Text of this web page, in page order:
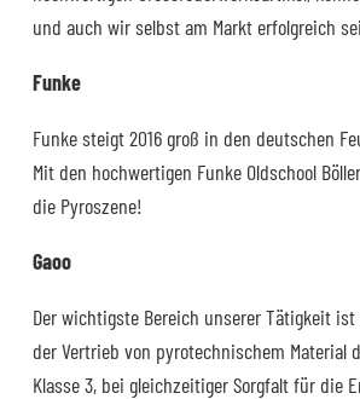
und auch wir selbst am Markt erfolgreich
Funke
Funke steigt 2016 groß in den deutschen
Mit den hochwertigen Funke Oldschool
die Pyroszene!
Gaoo
Der wichtigste Bereich unserer Tätigkeit
der Vertrieb von pyrotechnischem Material
Klasse 3, bei gleichzeitiger Sorgfalt für die